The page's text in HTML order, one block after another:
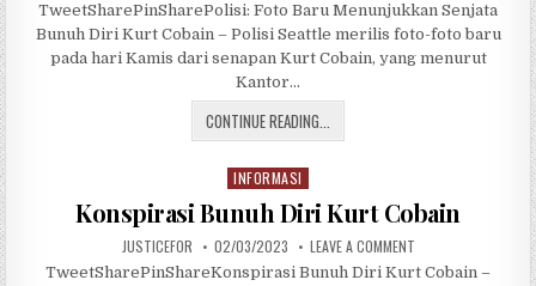
d
i
n
TweetSharePinSharePolisi: Foto Baru Menunjukkan Senjata
Bunuh Diri Kurt Cobain – Polisi Seattle merilis foto-foto baru
pada hari Kamis dari senapan Kurt Cobain, yang menurut
Kantor…
CONTINUE READING...
s
t
e
INFORMASI
Konspirasi Bunuh Diri Kurt Cobain
JUSTICEFOR 02/03/2023 LEAVE A COMMENT
TweetSharePinShareKonspirasi Bunuh Diri Kurt Cobain –